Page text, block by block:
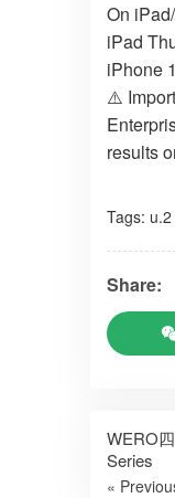
On
iPad
iPhone
⚠️
results
Tags:
Share:
WERO
Series
«